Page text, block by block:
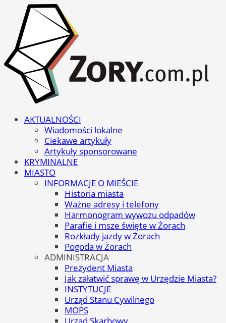
AKTUALNOŚCI
Wiadomości lokalne
Ciekawe artykuły
Artykuły sponsorowane
KRYMINALNE
MIASTO
INFORMACJE O MIEŚCIE
Historia miasta
Ważne adresy i telefony
Harmonogram wywozu odpadów
Parafie i msze święte w Żorach
Rozkłady jazdy w Żorach
Pogoda w Żorach
ADMINISTRACJA
Prezydent Miasta
Jak załatwić sprawę w Urzędzie Miasta?
INSTYTUCJE
Urząd Stanu Cywilnego
MOPS